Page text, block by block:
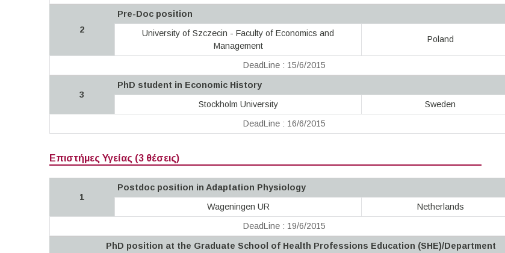
2
Pre-Doc position
University of Szczecin - Faculty of Economics and
Management
Poland
DeadLine : 15/6/2015
3
PhD student in Economic History
Stockholm University
Sweden
DeadLine : 16/6/2015
Επιστήμες Υγείας (3 θέσεις)
1
Postdoc position in Adaptation Physiology
Wageningen UR
Netherlands
DeadLine : 19/6/2015
PhD position at the Graduate School of Health Professions Education (SHE)/Department